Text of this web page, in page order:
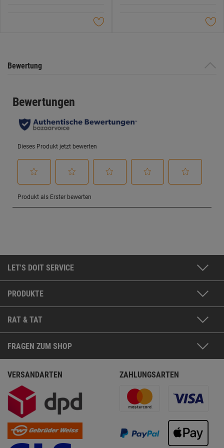
Bewertung
LET'S DOIT SERVICE
PRODUKTE
RAT & TAT
FRAGEN ZUM SHOP
VERSANDARTEN ZAHLUNGSARTEN